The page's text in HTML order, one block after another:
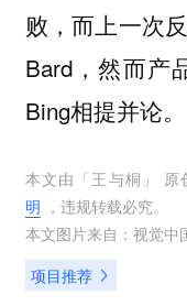
败，而上一次
Bard，然而产
Bing相提并论。
本文由「 王与桐 」
明 ，违规转载必究。
本文图片来自： 视觉中
项目推荐